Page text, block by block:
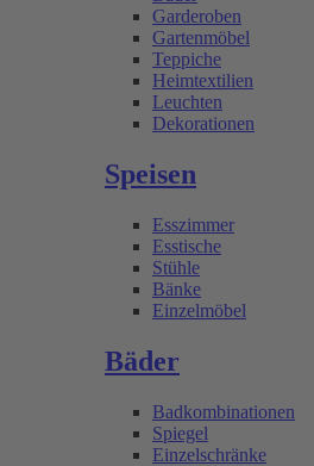
Garderoben
Gartenmöbel
Teppiche
Heimtextilien
Leuchten
Dekorationen
Speisen
Esszimmer
Esstische
Stühle
Bänke
Einzelmöbel
Bäder
Badkombinationen
Spiegel
Einzelschränke